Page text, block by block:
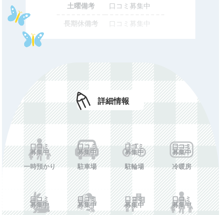
土曜備考 口コミ募集中
長期休備考 口コミ募集中
年額費用 口コミ募集中
費用備考
ホームペー
口コミ募集中
施設情報を投稿する
詳細情報
口コミ
募集中
一時預かり
口コミ
募集中
駐車場
口コミ
募集中
駐輪場
口コミ
募集中
冷暖房
口コミ
募集中
口コミ
募集中
口コミ
募集中
口コミ
募集中